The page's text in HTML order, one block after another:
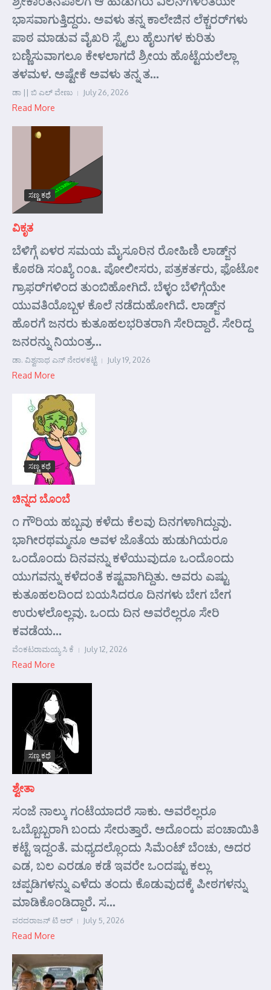
ಭಾಸವಾಗುತ್ತಿದ್ದರು. ಅವಳು ತನ್ನ ಕಾಲೇಜಿನ ಲೆಕ್ಚರರ್‌ಗಳು
ಪಾಠ ಮಾಡುವ ವೈಖರಿ ಸ್ಟೈಲು ಹೈಲುಗಳ ಕುರಿತು
ಬಣ್ಣಿಸುವಾಗಲೂ ಕೇಳಲಾಗದೆ ಶ್ರೀಯ ಹೊಟ್ಟೆಯಲೆಲ್ಲಾ
ತಳಮಳ. ಅಷ್ಟೇಕೆ ಅವಳು ತನ್ನ ತ...
ಡಾ || ಬಿ ಎಲ್ ವೇಣು July 26, 2026
Read More
ಸಣ್ಣ ಕಥೆ
ವಿಕೃತ
ಬೆಳಿಗ್ಗೆ ಏಳರ ಸಮಯ ಮೈಸೂರಿನ ರೋಹಿಣಿ ಲಾಡ್ಜ್‌ನ
ಕೊಠಡಿ ಸಂಖ್ಯೆ ೧೦೩. ಪೋಲೀಸರು, ಪತ್ರಕರ್ತರು, ಫೊಟೋ
ಗ್ರಾಫರ್‌ಗಳಿಂದ ತುಂಬಿಹೋಗಿದೆ. ಬೆಳ್ಳಂ ಬೆಳಿಗ್ಗೆಯೇ
ಯುವತಿಯೊಬ್ಬಳ ಕೊಲೆ ನಡೆದುಹೋಗಿದೆ. ಲಾಡ್ಜ್‌ನ
ಹೊರಗೆ ಜನರು ಕುತೂಹಲಭರಿತರಾಗಿ ಸೇರಿದ್ದಾರೆ. ಸೇರಿದ್ದ
ಜನರನ್ನು ನಿಯಂತ್ರ...
ಡಾ. ವಿಶ್ವನಾಥ ಎನ್ ನೇರಳಕಟ್ಟೆ July 19, 2026
Read More
ಸಣ್ಣ ಕಥೆ
ಚಿನ್ನದ ಬೊಂಬೆ
೧ ಗೌರಿಯ ಹಬ್ಬವು ಕಳೆದು ಕೆಲವು ದಿನಗಳಾಗಿದ್ದುವು.
ಭಾಗೀರಥಮ್ಮನೂ ಅವಳ ಜೊತೆಯ ಹುಡುಗಿಯರೂ
ಒಂದೊಂದು ದಿನವನ್ನು ಕಳೆಯುವುದೂ ಒಂದೊಂದು
ಯುಗವನ್ನು ಕಳೆದಂತೆ ಕಷ್ಟವಾಗಿದ್ದಿತು. ಅವರು ಎಷ್ಟು
ಕುತೂಹಲದಿಂದ ಬಯಸಿದರೂ ದಿನಗಳು ಬೇಗ ಬೇಗ
ಉರುಳಲೊಲ್ಲವು. ಒಂದು ದಿನ ಅವರೆಲ್ಲರೂ ಸೇರಿ
ಕವಡೆಯ...
ವೆಂಕಟರಾಮಯ್ಯ ಸಿ ಕೆ July 12, 2026
Read More
ಸಣ್ಣ ಕಥೆ
ಶ್ವೇತಾ
ಸಂಜೆ ನಾಲ್ಕು ಗಂಟೆಯಾದರೆ ಸಾಕು. ಅವರೆಲ್ಲರೂ
ಒಬ್ಬೊಬ್ಬರಾಗಿ ಬಂದು ಸೇರುತ್ತಾರೆ. ಅದೊಂದು ಪಂಚಾಯಿತಿ
ಕಟ್ಟೆ ಇದ್ದಂತೆ. ಮಧ್ಯದಲ್ಲೊಂದು ಸಿಮೆಂಟ್ ಬೆಂಚು, ಅದರ
ಎಡ, ಬಲ ಎರಡೂ ಕಡೆ ಇವರೇ ಒಂದಷ್ಟು ಕಲ್ಲು
ಚಪ್ಪಡಿಗಳನ್ನು ಎಳೆದು ತಂದು ಕೊಡುವುದಕ್ಕೆ ಪೀಠಗಳನ್ನು
ಮಾಡಿಕೊಂಡಿದ್ದಾರೆ. ಸ...
ವರದರಾಜನ್ ಟಿ ಆರ್ July 5, 2026
Read More